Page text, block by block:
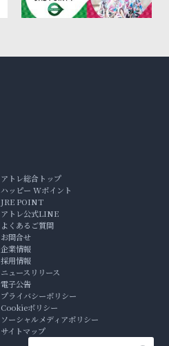
アトレ総合トップ
ハッピー Wポイント
JRE POINT
アトレ公式LINE
よくあるご質問
お問合せ
企業情報
採用情報
ニュースリリース
電子公告
プライバシーポリシー
Cookieポリシー
ソーシャルメディアポリシー
サイトマップ